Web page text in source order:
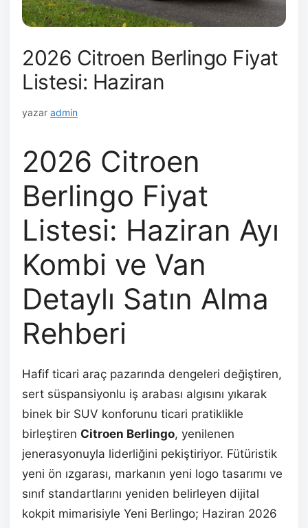
2026 Citroen Berlingo Fiyat
Listesi: Haziran
yazar admin
2026 Citroen
Berlingo Fiyat
Listesi: Haziran Ayı
Kombi ve Van
Detaylı Satın Alma
Rehberi
Hafif ticari araç pazarında dengeleri değiştiren,
sert süspansiyonlu iş arabası algısını yıkarak
binek bir SUV konforunu ticari pratiklikle
birleştiren Citroen Berlingo, yenilenen
jenerasyonuyla liderliğini pekiştiriyor. Fütüristik
yeni ön ızgarası, markanın yeni logo tasarımı ve
sınıf standartlarını yeniden belirleyen dijital
kokpit mimarisiyle Yeni Berlingo; Haziran 2026